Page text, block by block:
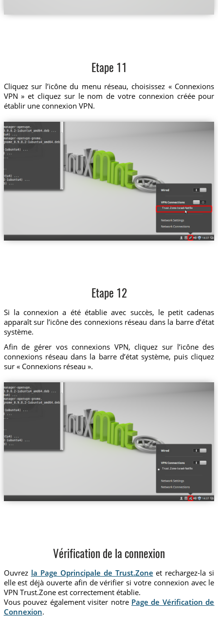
Etape 11
Cliquez sur l’icône du menu réseau, choisissez « Connexions
VPN » et cliquez sur le nom de votre connexion créée pour
établir une connexion VPN.
Trust.Zone-Israel-Netflix
Etape 12
Si la connexion a été établie avec succès, le petit cadenas
apparaît sur l’icône des connexions réseau dans la barre d’état
système.
Afin de gérer vos connexions VPN, cliquez sur l’icône des
connexions réseau dans la barre d’état système, puis cliquez
sur « Connexions réseau ».
Trust.Zone-Israel-Netflix
Vérification de la connexion
Ouvrez la Page Oprincipale de Trust.Zone et rechargez-la si
elle est déjà ouverte afin de vérifier si votre connexion avec le
VPN Trust.Zone est correctement établie.
Vous pouvez également visiter notre Page de Vérification de
Connexion.